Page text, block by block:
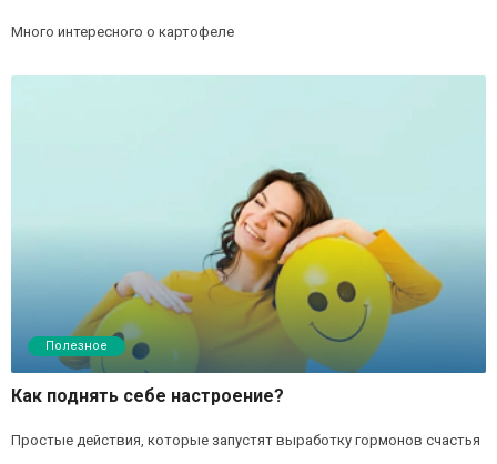
Много интересного о картофеле
Полезное
Как поднять себе настроение?
Простые действия, которые запустят выработку гормонов счастья